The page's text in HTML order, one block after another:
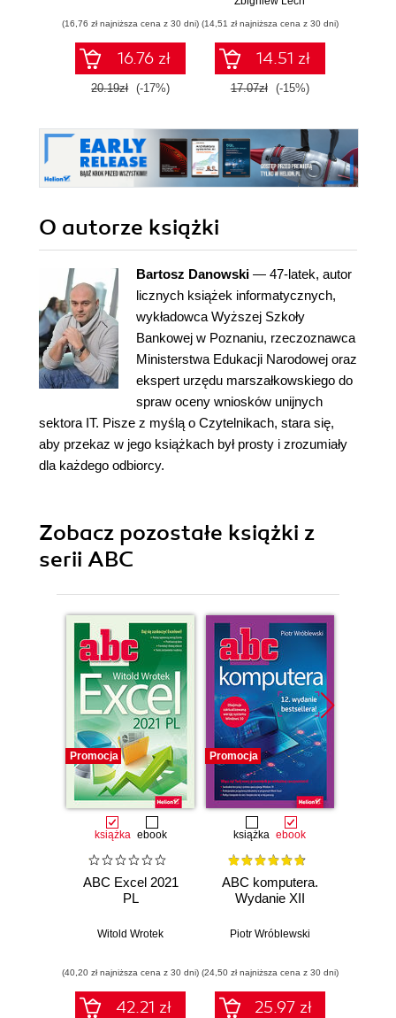
(16,76 zł najniższa cena z 30 dni)
16.76 zł
20.19zł (-17%)
(14,51 zł najniższa cena z 30 dni)
14.51 zł
17.07zł (-15%)
O autorze książki
Bartosz Danowski — 47-latek, autor
licznych książek informatycznych,
wykładowca Wyższej Szkoły
Bankowej w Poznaniu, rzeczoznawca
Ministerstwa Edukacji Narodowej oraz
ekspert urzędu marszałkowskiego do
spraw oceny wniosków unijnych
sektora IT. Pisze z myślą o Czytelnikach, stara się,
aby przekaz w jego książkach był prosty i zrozumiały
dla każdego odbiorcy.
Zobacz pozostałe książki z
serii ABC
Promocja
książka ebook
ABC Excel 2021
PL
Witold Wrotek
(40,20 zł najniższa cena z 30 dni)
42.21 zł
Promocja
książka ebook
ABC komputera.
Wydanie XII
Piotr Wróblewski
(24,50 zł najniższa cena z 30 dni)
25.97 zł